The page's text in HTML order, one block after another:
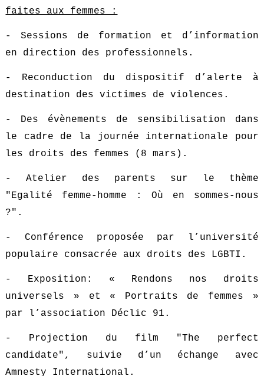
faites aux femmes :
- Sessions de formation et d’information
en direction des professionnels.
- Reconduction du dispositif d’alerte à
destination des victimes de violences.
- Des évènements de sensibilisation dans
le cadre de la journée internationale pour
les droits des femmes (8 mars).
- Atelier des parents sur le thème
"Egalité femme-homme : Où en sommes-nous
?".
- Conférence proposée par l’université
populaire consacrée aux droits des LGBTI.
- Exposition: « Rendons nos droits
universels » et « Portraits de femmes »
par l’association Déclic 91.
- Projection du film "The perfect
candidate", suivie d’un échange avec
Amnesty International.